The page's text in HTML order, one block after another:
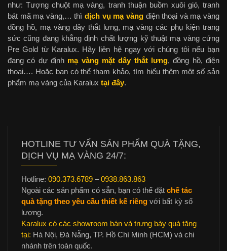
như: Tượng chuột mạ vàng, tranh thuận buồm xuôi gió, tranh
bát mã mạ vàng,… thìdịch vụ mạ vàngđiện thoại và mạ vàng
đồng hồ, mạ vàng dây thắt lưng, mạ vàng các phụ kiện trang
sức cũng đang khẳng định chất lượng kỹ thuật mạ vàng cứng
Pre Gold từ Karalux. Hãy liên hệ ngay với chúng tôi nếu bạn
đang có dự định mạ vàng mặt dây thắt lưng, đồng hồ, điện
thoại…. Hoặc bạn có thể tham khảo, tìm hiểu thêm một số sản
phẩm mạ vàng của Karalux tại đây.
HOTLINE TƯ VẤN SẢN PHẨM QUÀ TẶNG,
DỊCH VỤ MẠ VÀNG 24/7:
Hotline: 090.373.6789 –0938.863.863
Ngoài các sản phẩm có sẵn, bạn có thể đặt chế tác
quà tặng theo yêu cầu thiết kế riêng với bất kỳ số
lượng.
Karalux có các showroom bán và trưng bày quà tặng
tại: Hà Nội, Đà Nẵng, TP. Hồ Chí Minh (HCM) và chi
nhánh trên toàn quốc.